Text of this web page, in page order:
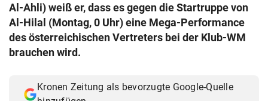
Al-Ahli) weiß er, dass es gegen die Startruppe von
Al-Hilal (Montag, 0 Uhr) eine Mega-Performance
des österreichischen Vertreters bei der Klub-WM
brauchen wird.
Kronen Zeitung als bevorzugte Google-Quelle